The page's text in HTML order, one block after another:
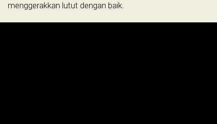
menggerakkan lutut dengan baik.